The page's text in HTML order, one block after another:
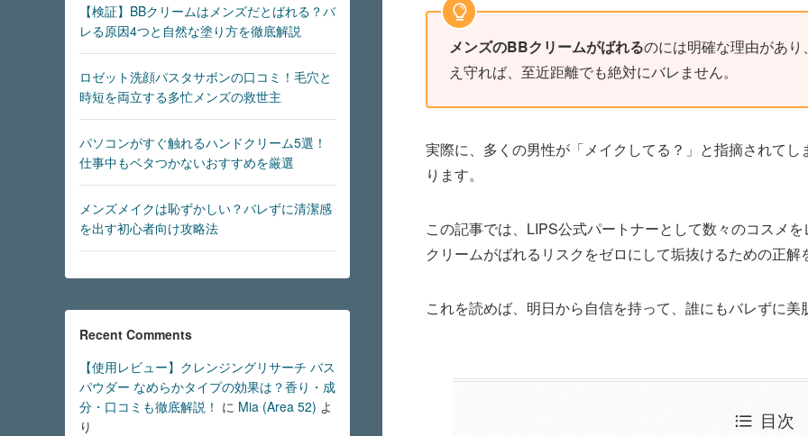
メンズのBBクリームがばれるのには明確な理由があ
え守れば、至近距離でも絶対にバレません。
実際に、多くの男性が「メイクしてる？」と指摘されて
ります。
この記事では、LIPS公式パートナーとして数々のコスメ
クリームがばれるリスクをゼロにして垢抜けるための正
これを読めば、明日から自信を持って、誰にもバレずに
目次
【検証】BBクリームはメンズだとばれる？バ
レる原因4つと自然な塗り方を徹底解説
ロゼット洗顔パスタサボンの口コミ！毛穴と
時短を両立する多忙メンズの救世主
パソコンがすぐ触れるハンドクリーム5選！
仕事中もベタつかないおすすめを厳選
メンズメイクは恥ずかしい？バレずに清潔感
を出す初心者向け攻略法
Recent Comments
【使用レビュー】クレンジングリサーチ バス
パウダー なめらかタイプの効果は？香り・成
分・口コミも徹底解説！ に Mia (Area 52) よ
り